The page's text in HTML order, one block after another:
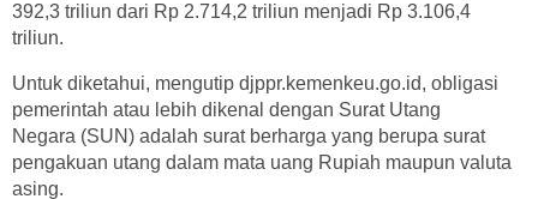
392,3 triliun dari Rp 2.714,2 triliun menjadi Rp 3.106,4
triliun.
Untuk diketahui, mengutip djppr.kemenkeu.go.id, obligasi
pemerintah atau lebih dikenal dengan Surat Utang
Negara (SUN) adalah surat berharga yang berupa surat
pengakuan utang dalam mata uang Rupiah maupun valuta
asing.